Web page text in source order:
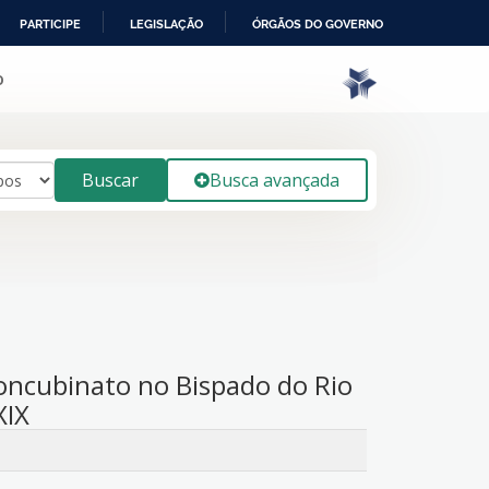
PARTICIPE LEGISLAÇÃO ÓRGÃOS DO GOVERNO
Buscar Busca avançada
no Bispado do Rio